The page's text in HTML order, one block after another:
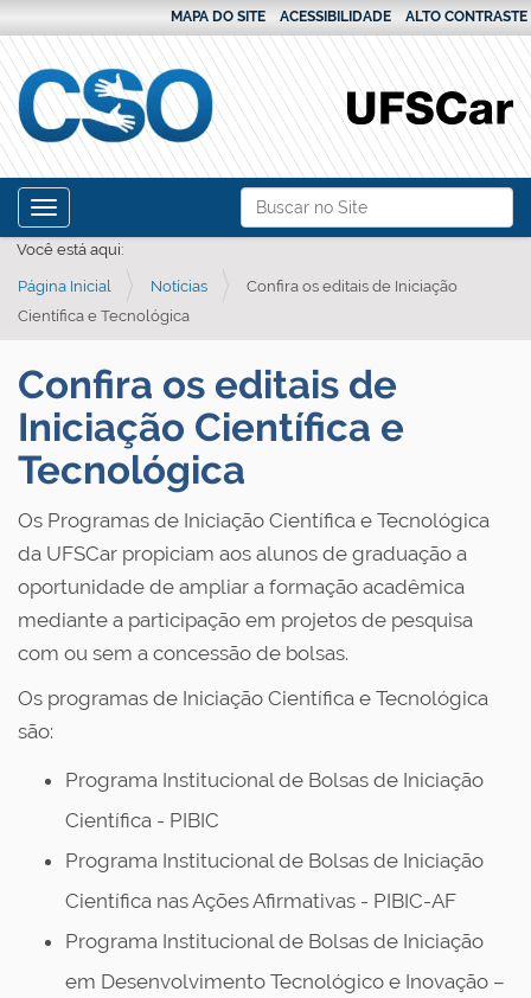
Busca
Busca Avançada…
MAPA DO SITE ACESSIBILIDADE ALTO CONTRASTE
Toggle navigation
Você está aqui:
Página Inicial Notícias
Confira os editais de Iniciação
Científica e Tecnológica
Confira os editais de
Iniciação Científica e
Tecnológica
Os Programas de Iniciação Científica e Tecnológica
da UFSCar propiciam aos alunos de graduação a
oportunidade de ampliar a formação acadêmica
mediante a participação em projetos de pesquisa
com ou sem a concessão de bolsas.
Os programas de Iniciação Científica e Tecnológica
são:
Programa Institucional de Bolsas de Iniciação
Científica - PIBIC
Programa Institucional de Bolsas de Iniciação
Científica nas Ações Afirmativas - PIBIC-AF
Programa Institucional de Bolsas de Iniciação
em Desenvolvimento Tecnológico e Inovação –